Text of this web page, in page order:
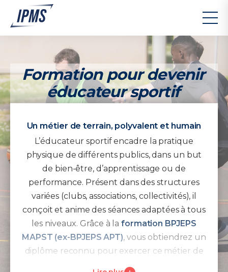
Formation pour devenir
éducateur sportif
Un métier de terrain, polyvalent et humain
L’éducateur sportif encadre la pratique
physique de différents publics, dans un but
de bien-être, d’apprentissage ou de
performance. Présent dans des structures
variées (clubs, associations, collectivités), il
conçoit et anime des séances adaptées à tous
les niveaux. Grâce à laformation BPJEPS
MAPST (ex-BPJEPS APT), vous obtiendrez un
diplôme reconnu pour exercer ce métier de
terrain, accessible dès 18 ans et en forte